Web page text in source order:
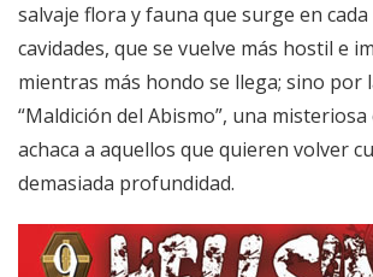
salvaje flora y fauna que surge en
cavidades, que se vuelve más hostil e
mientras más hondo se llega; sino por
“Maldición del Abismo”, una
achaca a aquellos que quieren volver
demasiada profundidad.